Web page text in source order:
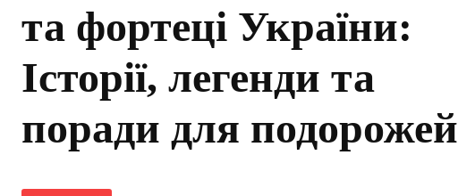
та фортеці України:
Історії, легенди та
поради для подорожей